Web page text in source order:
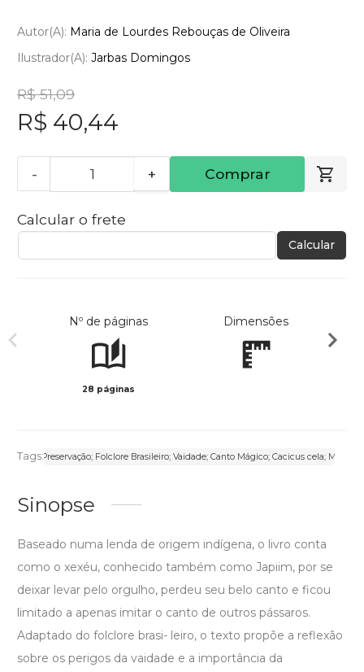
Autor(a): Maria de Lourdes Rebouças de Oliveira
Ilustrador(a): Jarbas Domingos
R$ 51,09
R$ 40,44
- + Comprar
Calcular o frete
Calcular
Nº de páginas
28 páginas
Dimensões
Tags:Preservação; Folclore Brasileiro; Vaidade; Canto Mágico; Cacicus cela; Maria
Sinopse
Baseado numa lenda de origem indígena, o livro conta
como o xexéu, conhecido também como Japiim, por se
deixar levar pelo orgulho, perdeu seu belo canto e ficou
limitado a apenas imitar o canto de outros pássaros.
Adaptado do folclore brasi- leiro, o texto propõe a reflexão
sobre os perigos da vaidade e a importância da